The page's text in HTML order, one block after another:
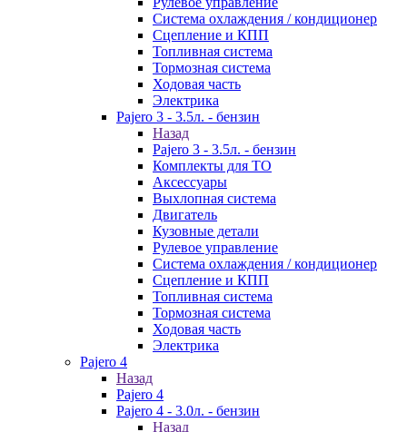
Система охлаждения / кондиционер
Сцепление и КПП
Топливная система
Тормозная система
Ходовая часть
Электрика
Pajero 3 - 3.5л. - бензин
Назад
Pajero 3 - 3.5л. - бензин
Комплекты для ТО
Аксессуары
Выхлопная система
Двигатель
Кузовные детали
Рулевое управление
Система охлаждения / кондиционер
Сцепление и КПП
Топливная система
Тормозная система
Ходовая часть
Электрика
Pajero 4
Назад
Pajero 4
Pajero 4 - 3.0л. - бензин
Назад